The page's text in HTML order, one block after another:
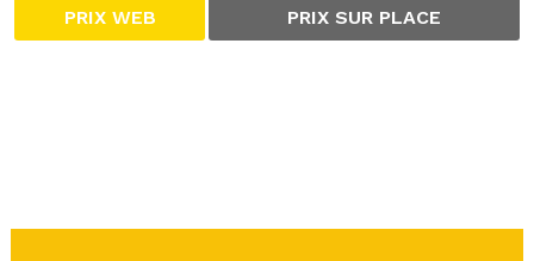
PRIX WEB PRIX SUR PLACE